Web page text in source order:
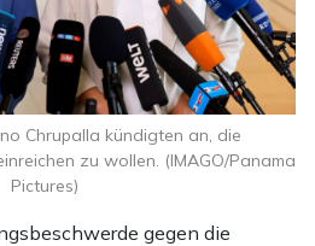
gegen die
Chrupalla kündigten an, die
zu wollen. (IMAGO/Panama
Pictures)